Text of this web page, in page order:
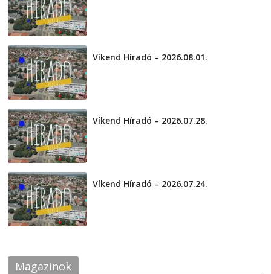
Víkend Híradó – 2026.08.01.
Víkend Híradó – 2026.07.28.
Víkend Híradó – 2026.07.24.
Magazinok